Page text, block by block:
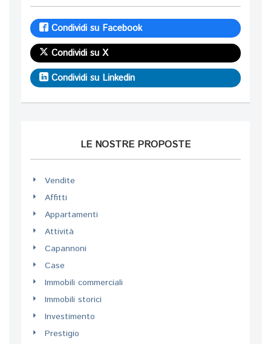
Condividi su Facebook
Condividi su X
Condividi su Linkedin
LE NOSTRE PROPOSTE
Vendite
Affitti
Appartamenti
Attività
Capannoni
Case
Immobili commerciali
Immobili storici
Investimento
Prestigio